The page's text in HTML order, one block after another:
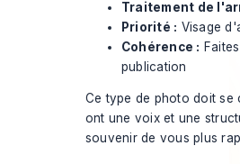
Traitement de
Priorité : Visage
Cohérence :
publication
Ce type de photo doit se
ont une voix et une
souvenir de vous plus